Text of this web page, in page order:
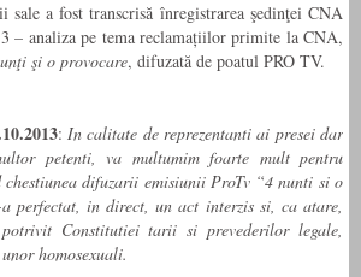
sale a fost transcrisă înregistrarea şedinţei CNA
– analiza pe tema reclamațiilor primite la CNA,
şi o provocare, difuzată de poatul PRO TV.
:In calitate de reprezentanti ai presei dar
petenti, va multumim foarte mult pentru
difuzarii emisiunii ProTv “4 nunti si o
perfectat, in direct, un act interzis si, ca atare,
Constitutiei tarii si prevederilor legale,
homosexuali.